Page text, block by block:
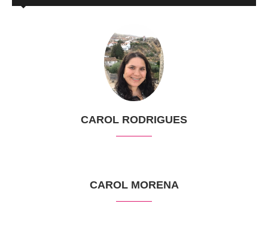
CAROL RODRIGUES
CAROL MORENA